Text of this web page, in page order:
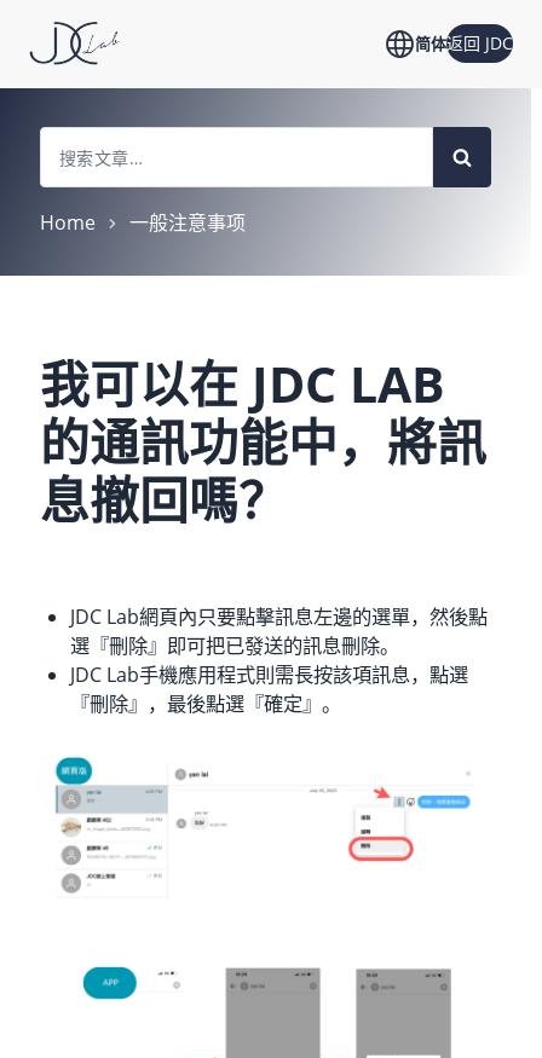
返回 JDC
简体
For
Home
一般注意事项
我可以在 JDC LAB
的通訊功能中，將訊
息撤回嗎？
JDC Lab網頁內只要點擊訊息左邊的選單，然後點
選『刪除』即可把已發送的訊息刪除。
JDC Lab手機應用程式則需長按該項訊息，點選
『刪除』，最後點選『確定』。